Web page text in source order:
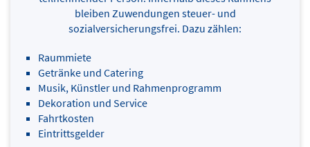
bleiben Zuwendungen steuer- und
sozialversicherungsfrei. Dazu zählen:
Raummiete
Getränke und Catering
Musik, Künstler und Rahmenprogramm
Dekoration und Service
Fahrtkosten
Eintrittsgelder